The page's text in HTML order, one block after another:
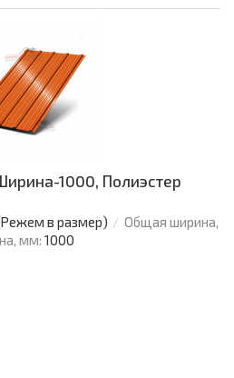
1000, Полиэстер
в размер)
Общая ширина,
мм: 1000